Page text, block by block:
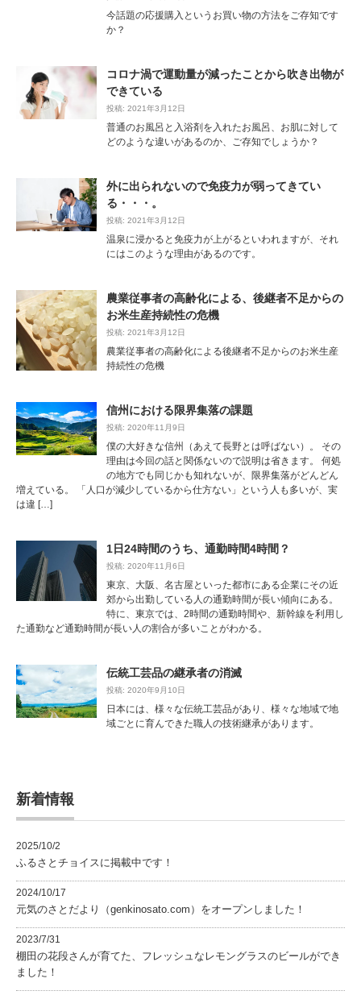
今話題の応援購入というお買い物の方法をご存知です
か？
コロナ渦で運動量が減ったことから吹き出物が
できている
投稿: 2021年3月12日
普通のお風呂と入浴剤を入れたお風呂、お肌に対して
どのような違いがあるのか、ご存知でしょうか？
外に出られないので免疫力が弱ってきてい
る・・・。
投稿: 2021年3月12日
温泉に浸かると免疫力が上がるといわれますが、それ
にはこのような理由があるのです。
農業従事者の高齢化による、後継者不足からの
お米生産持続性の危機
投稿: 2021年3月12日
農業従事者の高齢化による後継者不足からのお米生産
持続性の危機
信州における限界集落の課題
投稿: 2020年11月9日
僕の大好きな信州（あえて長野とは呼ばない）。 その
理由は今回の話と関係ないので説明は省きます。 何処
の地方でも同じかも知れないが、限界集落がどんどん
増えている。 「人口が減少しているから仕方ない」という人も多いが、実
は違 […]
1日24時間のうち、通勤時間4時間？
投稿: 2020年11月6日
東京、大阪、名古屋といった都市にある企業にその近
郊から出勤している人の通勤時間が長い傾向にある。
特に、東京では、2時間の通勤時間や、新幹線を利用し
た通勤など通勤時間が長い人の割合が多いことがわかる。
伝統工芸品の継承者の消滅
投稿: 2020年9月10日
日本には、様々な伝統工芸品があり、様々な地域で地
域ごとに育んできた職人の技術継承があります。
新着情報
2025/10/2
ふるさとチョイスに掲載中です！
2024/10/17
元気のさとだより（genkinosato.com）をオープンしました！
2023/7/31
棚田の花段さんが育てた、フレッシュなレモングラスのビールができ
ました！